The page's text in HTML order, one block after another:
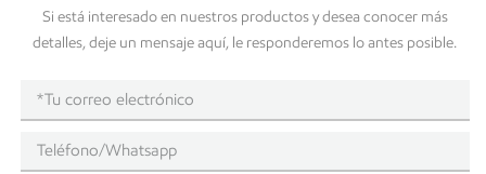
Si está interesado en nuestros productos y desea conocer más
detalles, deje un mensaje aquí, le responderemos lo antes posible.